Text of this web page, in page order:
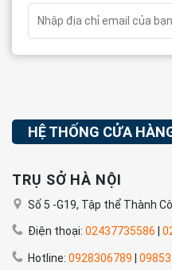
HỆ THỐNG CỬA
TRỤ SỞ HÀ NỘI
Số 5 -G19, Tập thể Thành
Điện thoại: 02437735586
Hotline: 0928306789